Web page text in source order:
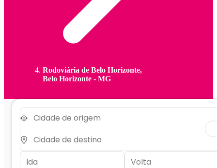
Rodoviária de Belo Horizonte,
Belo Horizonte - MG